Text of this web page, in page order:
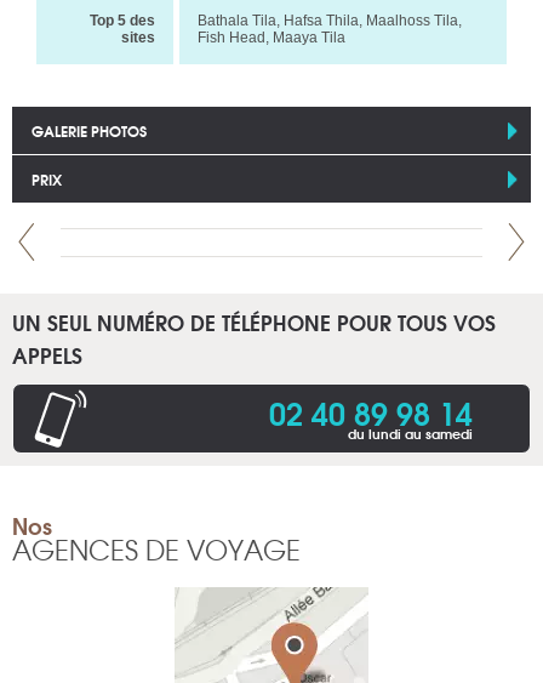
Top 5 des
sites
Bathala Tila, Hafsa Thila, Maalhoss Tila,
Fish Head, Maaya Tila
GALERIE PHOTOS
PRIX
UN SEUL NUMÉRO DE TÉLÉPHONE POUR TOUS VOS
APPELS
02 40 89 98 14
du lundi au samedi
Nos
AGENCES DE VOYAGE